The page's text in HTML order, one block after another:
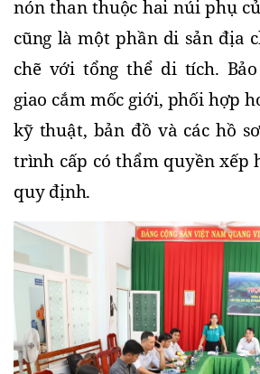
nón than thuộc hai núi phụ
cũng là một phần di sản địa
chẽ với tổng thể di tích.
giao cắm mốc giới, phối hợp
kỹ thuật, bản đồ và các hồ
trình cấp có thẩm quyền xếp
quy định.